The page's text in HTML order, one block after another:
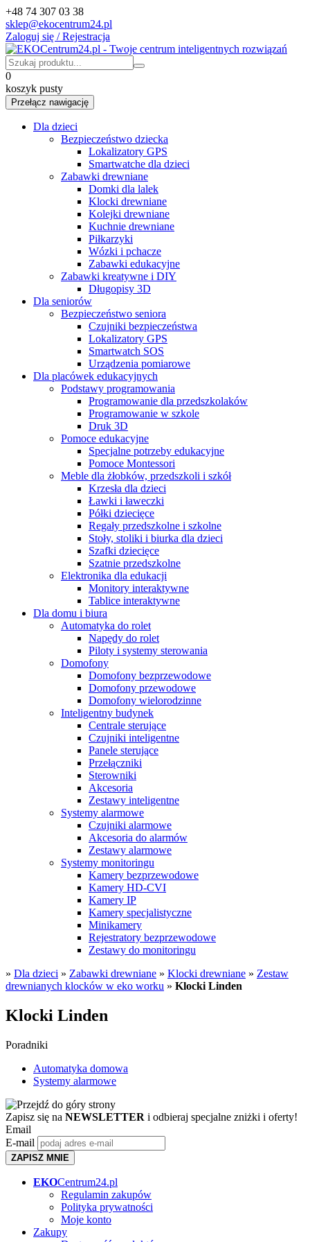
+48 74 307 03 38
sklep@ekocentrum24.pl
Zaloguj się / Rejestracja
0
koszyk pusty
Przełącz nawigację
Dla dzieci
Bezpieczeństwo dziecka
Lokalizatory GPS
Smartwatche dla dzieci
Zabawki drewniane
Domki dla lalek
Klocki drewniane
Kolejki drewniane
Kuchnie drewniane
Piłkarzyki
Wózki i pchacze
Zabawki edukacyjne
Zabawki kreatywne i DIY
Długopisy 3D
Dla seniorów
Bezpieczeństwo seniora
Czujniki bezpieczeństwa
Lokalizatory GPS
Smartwatch SOS
Urządzenia pomiarowe
Dla placówek edukacyjnych
Podstawy programowania
Programowanie dla przedszkolaków
Programowanie w szkole
Druk 3D
Pomoce edukacyjne
Specjalne potrzeby edukacyjne
Pomoce Montessori
Meble dla żłobków, przedszkoli i szkół
Krzesła dla dzieci
Ławki i ławeczki
Półki dziecięce
Regały przedszkolne i szkolne
Stoły, stoliki i biurka dla dzieci
Szafki dziecięce
Szatnie przedszkolne
Elektronika dla edukacji
Monitory interaktywne
Tablice interaktywne
Dla domu i biura
Automatyka do rolet
Napędy do rolet
Piloty i systemy sterowania
Domofony
Domofony bezprzewodowe
Domofony przewodowe
Domofony wielorodzinne
Inteligentny budynek
Centrale sterujące
Czujniki inteligentne
Panele sterujące
Przełączniki
Sterowniki
Akcesoria
Zestawy inteligentne
Systemy alarmowe
Czujniki alarmowe
Akcesoria do alarmów
Zestawy alarmowe
Systemy monitoringu
Kamery bezprzewodowe
Kamery HD-CVI
Kamery IP
Kamery specjalistyczne
Minikamery
Rejestratory bezprzewodowe
Zestawy do monitoringu
» Dla dzieci » Zabawki drewniane » Klocki drewniane » Zestaw
drewnianych klocków w eko worku » Klocki Linden
Klocki Linden
Poradniki
Automatyka domowa
Systemy alarmowe
Zapisz się na NEWSLETTER i odbieraj specjalne zniżki i oferty!
Email
E-mail
ZAPISZ MNIE
EKOCentrum24.pl
Regulamin zakupów
Polityka prywatności
Moje konto
Zakupy